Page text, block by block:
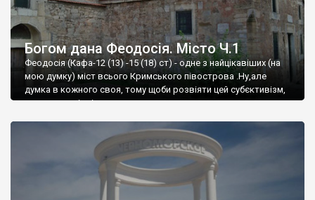
Богом дана Феодосія. Місто Ч.1
Феодосія (Кафа-12 (13) -15 (18) ст) - одне з найцікавіших (на
мою думку) міст всього Кримського півострова .Ну,але
думка в кожного своя, тому щоби розвіяти цей субєктивізм,
запрошую відвідати це